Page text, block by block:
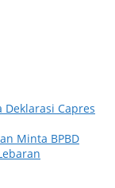
Deklarasi Capres
Minta BPBD